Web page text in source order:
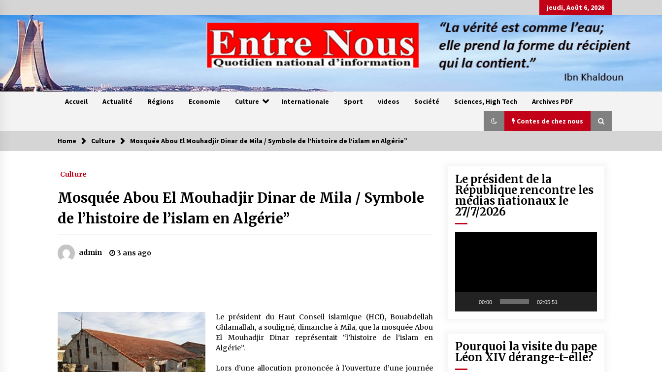
to
content
jeudi, Août 6, 2026
Accueil Actualité Régions Economie Culture Internationale Sport videos Société Sciences, High Tech Archives PDF
Contes de chez nous
Contes de chez nous
4 ans ago
Oum el Gaïla / L’ogresse du M’zab
4 ans ago
Mythes et croyances / L’hospitalité
5 ans ago
Un conte targui/ Quand la tête est
5 ans ago
contes et à quoi servent-ils?
5 ans ago
Home Culture Mosquée Abou El Mouhadjir Dinar de Mila / Symbole de l’histoire de l’islam en Algérie”
Culture
Mosquée Abou El Mouhadjir Dinar de Mila / Symbole
de l’histoire de l’islam en Algérie”
admin 3 ans ago
Le président du Haut Conseil islamique (HCI), Bouabdellah
Ghlamallah, a souligné, dimanche à Mila, que la mosquée Abou
El Mouhadjir Dinar représentait “l’histoire de l’islam en
Algérie”.
Lors d’une allocution prononcée à l’ouverture d’une journée
Le président de la
République rencontre les
médias nationaux le
27/7/2026
00:00 02:05:51
Pourquoi la visite du pape
Léon XIV dérange-t-elle?